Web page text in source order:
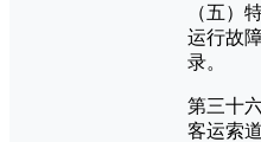
（五）
运行故
录。
第三十
客运索